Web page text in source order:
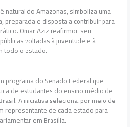
natural do Amazonas, simboliza uma
preparada e disposta a contribuir para
Omar Aziz reafirmou seu
voltadas à juventude e à
todo o estado.
programa do Senado Federal que
de estudantes do ensino médio de
A iniciativa seleciona, por meio de
representante de cada estado para
em Brasília.